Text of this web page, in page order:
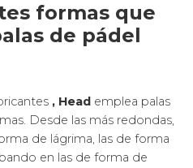
formas que
de pádel
, Head emplea palas
Desde las más redondas,
de lágrima, las de forma
en las de forma de